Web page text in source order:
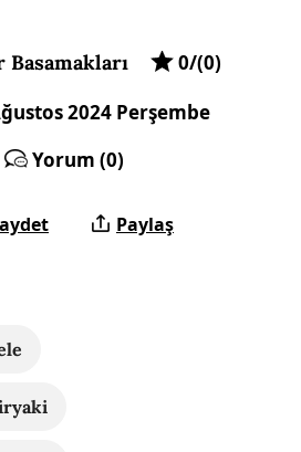
0/(0)
2024 Perşembe
Yorum (0)
Paylaş